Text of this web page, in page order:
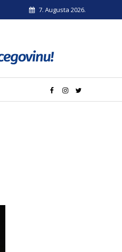
7. Augusta 2026.